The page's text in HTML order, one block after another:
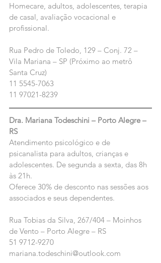
Homecare, adultos, adolescentes, terapia
de casal, avaliação vocacional e
profissional.
Rua Pedro de Toledo, 129 – Conj. 72 –
Vila Mariana – SP (Próximo ao metrô
Santa Cruz)
11 5545-7063
11 97021-8239
Dra. Mariana Todeschini – Porto Alegre –
RS
Atendimento psicológico e de
psicanalista para adultos, crianças e
adolescentes. De segunda a sexta, das 8h
às 21h.
Oferece 30% de desconto nas sessões aos
associados e seus dependentes.
Rua Tobias da Silva, 267/404 – Moinhos
de Vento – Porto Alegre – RS
51 9712-9270
mariana.todeschini@outlook.com